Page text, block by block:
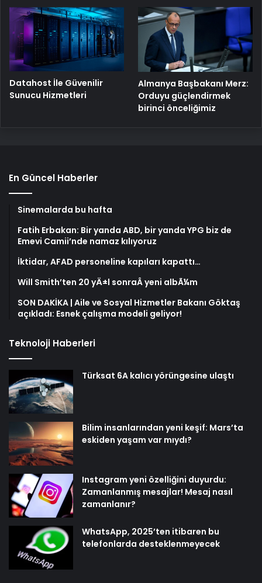
Datahost İle Güvenilir
Sunucu Hizmetleri
Almanya Başbakanı Merz:
Orduyu güçlendirmek
birinci önceliğimiz
En Güncel Haberler
Sinemalarda bu hafta
Fatih Erbakan: Bir yanda ABD, bir yanda YPG biz de
Emevi Camii’nde namaz kılıyoruz
İktidar, AFAD personeline kapıları kapattı…
Will Smith’ten 20 yÄ±l sonraÂ yeni albÃ¼m
SON DAKİKA | Aile ve Sosyal Hizmetler Bakanı Göktaş
açıkladı: Esnek çalışma modeli geliyor!
Teknoloji Haberleri
Türksat 6A kalıcı yörüngesine ulaştı
Bilim insanlarından yeni keşif: Mars’ta
eskiden yaşam var mıydı?
Instagram yeni özelliğini duyurdu:
Zamanlanmış mesajlar! Mesaj nasıl
zamanlanır?
WhatsApp, 2025’ten itibaren bu
telefonlarda desteklenmeyecek